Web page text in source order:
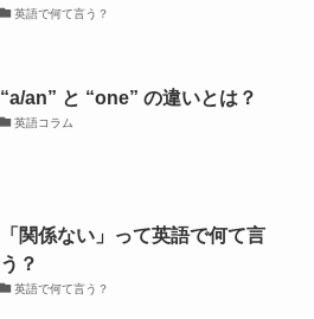
英語で何て言う？
“a/an” と “one” の違いとは？
英語コラム
「関係ない」って英語で何て言
う？
英語で何て言う？